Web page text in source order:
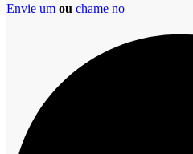
Envie um ou chame no